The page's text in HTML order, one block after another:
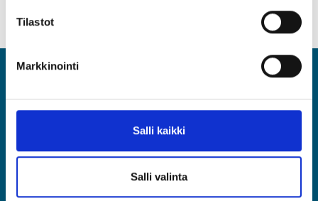
Tilastot
Markkinointi
Salli kaikki
Salli valinta
(09) 2510 1310